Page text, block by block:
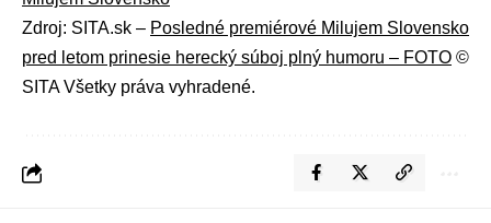
Zdroj: SITA.sk – Posledné premiérové Milujem Slovensko
pred letom prinesie herecký súboj plný humoru – FOTO ©
SITA Všetky práva vyhradené.